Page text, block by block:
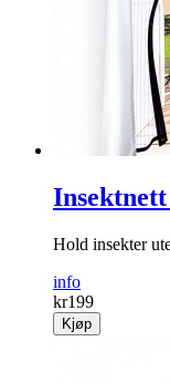
Hold insekter
info
kr199
Kjøp